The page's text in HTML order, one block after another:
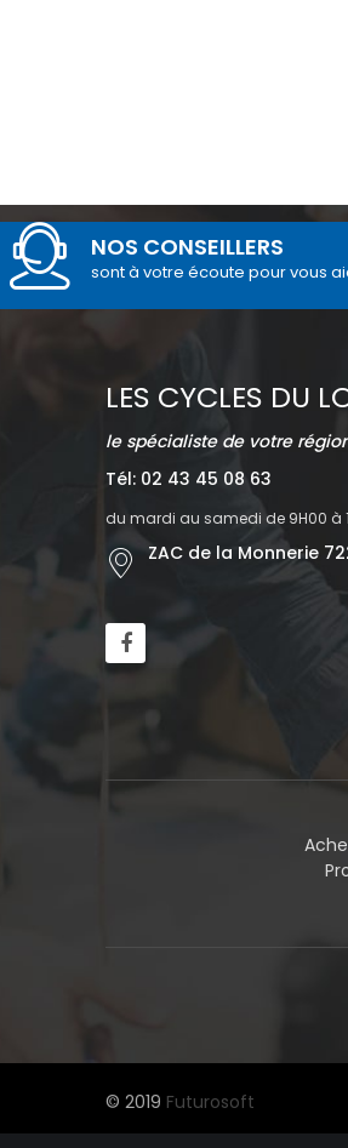
NOS CONSEILLERS
sont à votre écoute pour vous
LES CYCLES DU
le spécialiste de votre
Tél: 02 43 45 08 63
du mardi au samedi de 9H00 à
ZAC de la Monnerie
© 2019 Futurosoft